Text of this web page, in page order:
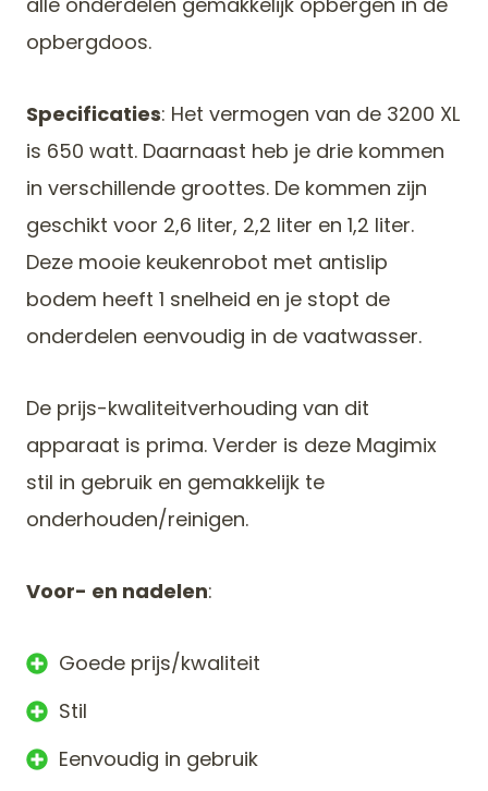
opbergdoos.
Specificaties: Het vermogen van de 3200 XL
is 650 watt. Daarnaast heb je drie kommen
in verschillende groottes. De kommen zijn
geschikt voor 2,6 liter, 2,2 liter en 1,2 liter.
Deze mooie keukenrobot met antislip
bodem heeft 1 snelheid en je stopt de
onderdelen eenvoudig in de vaatwasser.
De prijs-kwaliteitverhouding van dit
apparaat is prima. Verder is deze Magimix
stil in gebruik en gemakkelijk te
onderhouden/reinigen.
Voor- en nadelen:
Goede prijs/kwaliteit
Stil
Eenvoudig in gebruik